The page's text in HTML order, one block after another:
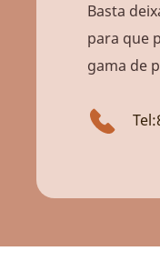
Basta
para que
gama de